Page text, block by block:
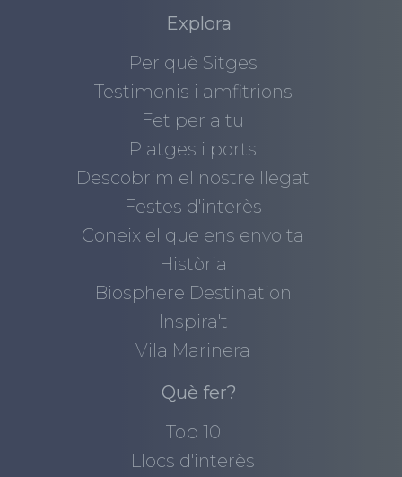
Explora
Per què Sitges
Testimonis i amfitrions
Fet per a tu
Platges i ports
Descobrim el nostre llegat
Festes d'interès
Coneix el que ens envolta
Història
Biosphere Destination
Inspira't
Vila Marinera
Què fer?
Top 10
Llocs d'interès